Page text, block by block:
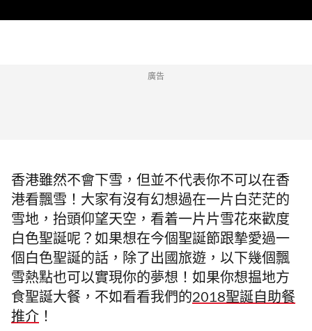
廣告
香港雖然不會下雪，但並不代表你不可以在香
港看飄雪！大家有沒有幻想過在一片白茫茫的
雪地，抬頭仰望天空，看着一片片雪花來歡度
白色聖誕呢？如果想在今個聖誕節跟摯愛過一
個白色聖誕的話，除了出國旅遊，以下幾個飄
雪熱點也可以實現你的夢想！如果你想揾地方
食聖誕大餐，不如看看我們的2018聖誕自助餐
推介 ！